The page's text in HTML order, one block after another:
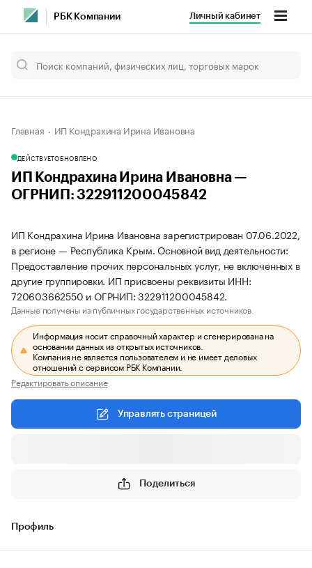
РБК Компании Личный кабинет
Главная ИП Кондрахина Ирина Ивановна
ДЕЙСТВУЕТОБНОВЛЕНО
ИП Кондрахина Ирина Ивановна —
ОГРНИП: 322911200045842
ИП Кондрахина Ирина Ивановна зарегистрирован 07.06.2022,
в регионе — Республика Крым. Основной вид деятельности:
Предоставление прочих персональных услуг, не включенных в
другие группировки. ИП присвоены реквизиты ИНН:
720603662550 и ОГРНИП: 322911200045842.
Данные получены из публичных государственных источников.
Информация носит справочный характер и сгенерирована на
основании данных из открытых источников.
Компания не является пользователем и не имеет деловых
отношений с сервисом РБК Компании.
Редактировать описание
Управлять страницей
Поделиться
Профиль